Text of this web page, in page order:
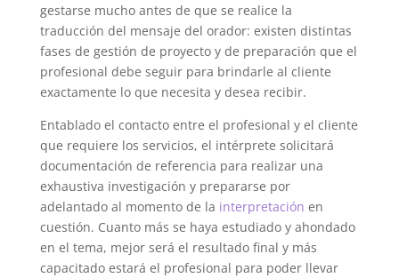
gestarse mucho antes de que se realice la
traducción del mensaje del orador: existen distintas
fases de gestión de proyecto y de preparación que el
profesional debe seguir para brindarle al cliente
exactamente lo que necesita y desea recibir.
Entablado el contacto entre el profesional y el cliente
que requiere los servicios, el intérprete solicitará
documentación de referencia para realizar una
exhaustiva investigación y prepararse por
adelantado al momento de la interpretación en
cuestión. Cuanto más se haya estudiado y ahondado
en el tema, mejor será el resultado final y más
capacitado estará el profesional para poder llevar